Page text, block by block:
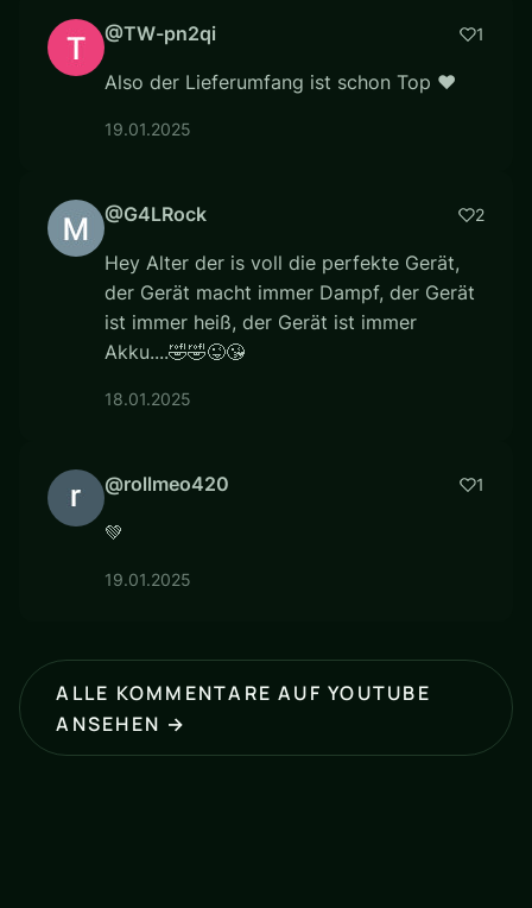
@TW-pn2qi 1
Also der Lieferumfang ist schon Top ❤
19.01.2025
@G4LRock 2
Hey Alter der is voll die perfekte Gerät,
der Gerät macht immer Dampf, der Gerät
ist immer heiß, der Gerät ist immer
Akku....🤣🤣😜😘
18.01.2025
@rollmeo420 1
💚
19.01.2025
ALLE KOMMENTARE AUF YOUTUBE
ANSEHEN →